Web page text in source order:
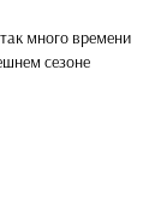
много времени
сезоне